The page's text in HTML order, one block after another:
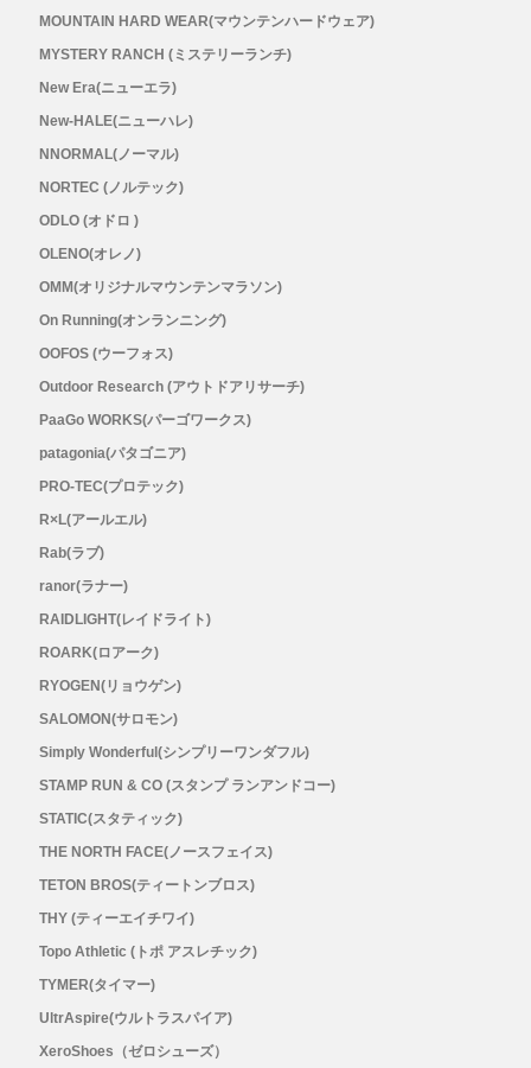
MOUNTAIN HARD WEAR(マウンテンハードウェア)
MYSTERY RANCH (ミステリーランチ)
New Era(ニューエラ)
New-HALE(ニューハレ)
NNORMAL(ノーマル)
NORTEC (ノルテック)
ODLO (オドロ )
OLENO(オレノ)
OMM(オリジナルマウンテンマラソン)
On Running(オンランニング)
OOFOS (ウーフォス)
Outdoor Research (アウトドアリサーチ)
PaaGo WORKS(パーゴワークス)
patagonia(パタゴニア)
PRO-TEC(プロテック)
R×L(アールエル)
Rab(ラブ)
ranor(ラナー)
RAIDLIGHT(レイドライト)
ROARK(ロアーク)
RYOGEN(リョウゲン)
SALOMON(サロモン)
Simply Wonderful(シンプリーワンダフル)
STAMP RUN & CO (スタンプ ランアンドコー)
STATIC(スタティック)
THE NORTH FACE(ノースフェイス)
TETON BROS(ティートンブロス)
THY (ティーエイチワイ)
Topo Athletic (トポ アスレチック)
TYMER(タイマー)
UltrAspire(ウルトラスパイア)
XeroShoes（ゼロシューズ）